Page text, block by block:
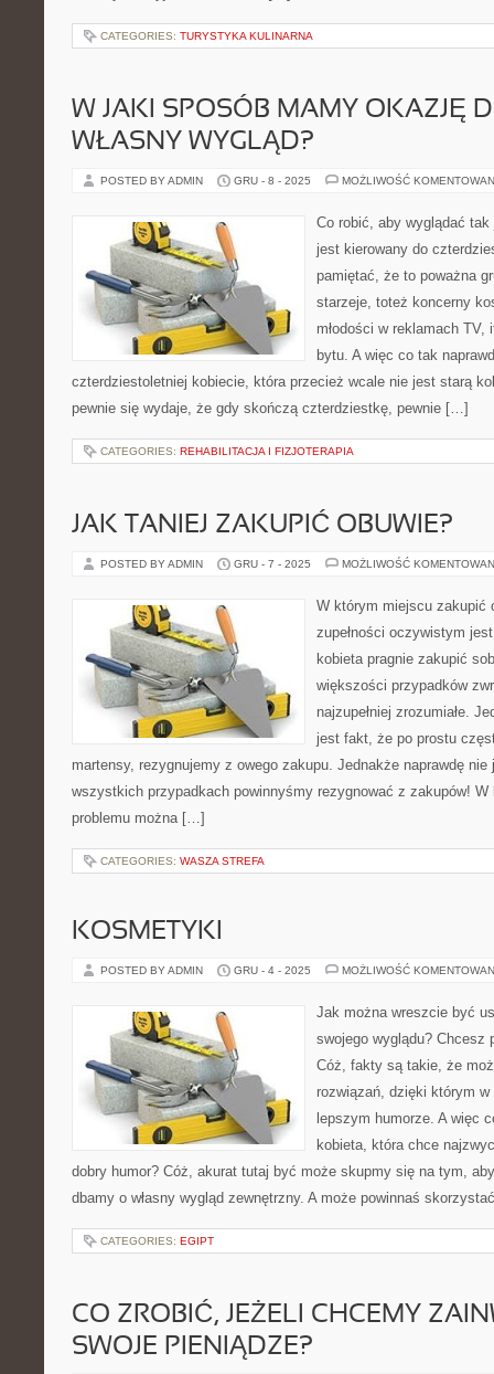
CATEGORIES: TURYSTYKA KULINARNA
W JAKI SPOSÓB MAMY OKAZJĘ
WŁASNY WYGLĄD?
POSTED BY ADMIN GRU - 8 - 2025 MOŻLIWOŚĆ
Co robić, aby wyglądać
jest kierowany do
pamiętać, że to poważna
starzeje, toteż koncerny
młodości w reklamach
bytu. A więc co tak
czterdziestoletniej kobiecie, która przecież wcale nie jest starą
pewnie się wydaje, że gdy skończą czterdziestkę, pewnie […]
CATEGORIES: REHABILITACJA I FIZJOTERAPIA
JAK TANIEJ ZAKUPIĆ OBUWIE?
POSTED BY ADMIN GRU - 7 - 2025 MOŻLIWOŚĆ
W którym miejscu zakupić
zupełności oczywistym
kobieta pragnie zakupić
większości przypadków
najzupełniej zrozumiałe.
jest fakt, że po prostu
martensy, rezygnujemy z owego zakupu. Jednakże naprawdę
wszystkich przypadkach powinnyśmy rezygnować z zakupów!
problemu można […]
CATEGORIES: WASZA STREFA
KOSMETYKI
POSTED BY ADMIN GRU - 4 - 2025 MOŻLIWOŚĆ
Jak można wreszcie być
swojego wyglądu? Chcesz
Cóż, fakty są takie, że
rozwiązań, dzięki którym
lepszym humorze. A więc
kobieta, która chce
dobry humor? Cóż, akurat tutaj być może skupmy się na tym,
dbamy o własny wygląd zewnętrzny. A może powinnaś
CATEGORIES: EGIPT
CO ZROBIĆ, JEŻELI CHCEMY
SWOJE PIENIĄDZE?